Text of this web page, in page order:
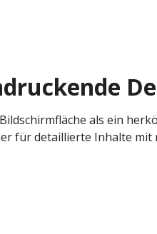
als ein
für detaillierte Inhalte mit